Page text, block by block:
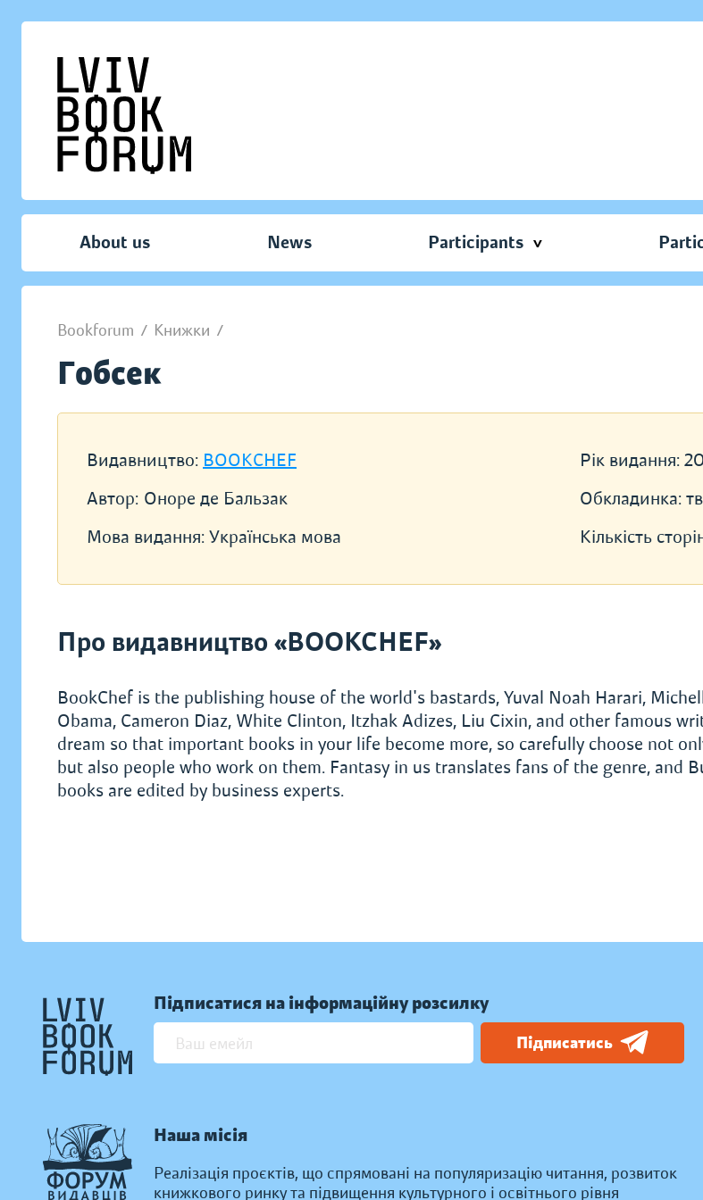
About us News Participants
Bookforum / Книжки /
Гобсек
Видавництво: BOOKCHEF
Автор: Оноре де Бальзак
Мова видання: Українська мова
Рік видання:
Обкладинка:
Кількість
Про видавництво «BOOKCHEF»
BookChef is the publishing house of the world's bastards, Yuval Noah Harari,
Obama, Cameron Diaz, White Clinton, Itzhak Adizes, Liu Cixin, and other famous
dream so that important books in your life become more, so carefully choose not
but also people who work on them. Fantasy in us translates fans of the genre, and
books are edited by business experts.
Підписатися на інформаційну розсилку
Підписатись
Наша місія
Реалізація проєктів, що спрямовані на популяризацію читання, розвиток
книжкового ринку та підвищення культурного і освітнього рівня